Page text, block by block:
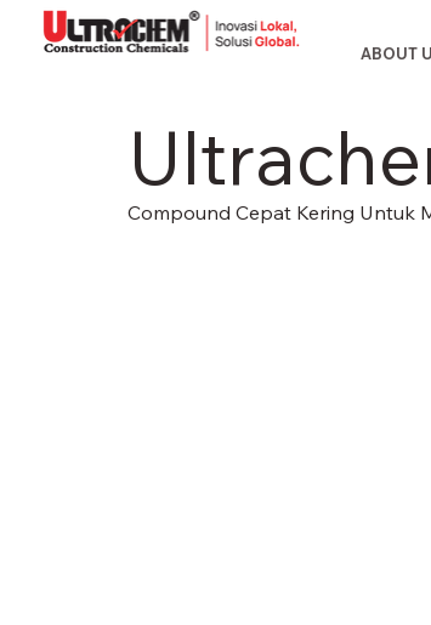
ABOUT
Compound Cepat Kering Untuk